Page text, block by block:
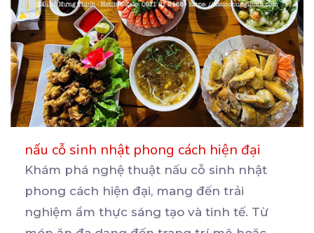
nấu cỗ sinh nhật phong cách hiện đại
Khám phá nghệ thuật nấu cỗ sinh nhật
phong cách hiện đại, mang đến trải
nghiệm ẩm thực sáng tạo và tinh tế. Từ